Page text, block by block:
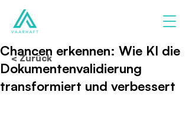
Chancen erkennen: Wie KI die
Dokumentenvalidierung
transformiert und verbessert
< Zurück